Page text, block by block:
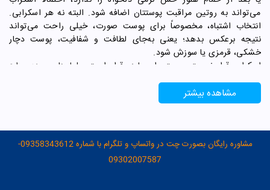
می‌تواند به روتین مراقبت پوستتان اضافه شود. البته نه هر اسکرابی.
انتخاب اشتباه، مخصوصاً برای پوست صورت، خیلی راحت می‌تواند
نتیجه برعکس بدهد؛ یعنی به‌جای لطافت و شفافیت، پوست دچار
خشکی، قرمزی یا سوزش شود.
اسکراب قرار نیست پوست را بسابد. قرار است سلول‌های مرده سطح
پوست را آرام‌تر جدا کند تا پوست تمیزتر، نرم‌تر و آماده‌تر برای جذب
آبرسان، مرطوب‌کننده یا لوسیون شود. در تجربه بررسی محصولات
مراقبت پوست، خیلی وقت‌ها دیده می‌شود کاربر فقط به رایحه،
باشد: «این اسکراب برای نوع پوست من ساخته شده یا نه؟»
مشاهده بیشتر
مشاوره رایگان بصورت چت در واتساپ و تلگرام با شماره 09358343612-
09302007587